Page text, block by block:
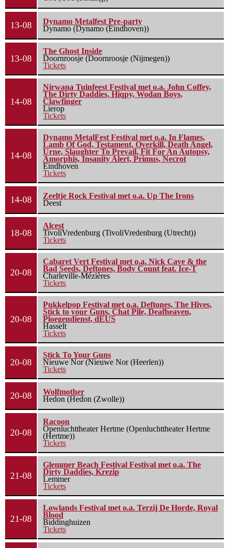
13-08
Dynamo Metalfest Pre-party
Dynamo (Dynamo (Eindhoven))
13-08
The Ghost Inside
Doornroosje (Doornroosje (Nijmegen))
Tickets
14-08
Nirwana Tuinfeest Festival met o.a. John Coffey,
The Dirty Daddies, Hiqpy, Wodan Boys,
Clawfinger
Lierop
Tickets
14-08
Dynamo MetalFest Festival met o.a. In Flames,
Lamb Of God, Testament, Overkill, Death Angel,
Urne, Slaughter To Prevail, Fit For An Autopsy,
Amorphis, Insanity Alert, Primus, Necrot
Eindhoven
Tickets
14-08
Zeeltje Rock Festival met o.a. Up The Irons
Deest
18-08
Alcest
TivoliVredenburg (TivoliVredenburg (Utrecht))
Tickets
20-08
Cabaret Vert Festival met o.a. Nick Cave & the
Bad Seeds, Deftones, Body Count feat. Ice-T
Charleville-Mézières
Tickets
20-08
Pukkelpop Festival met o.a. Deftones, The Hives,
Stick to your Guns, Chat Pile, Deafheaven,
Ploegendienst, dEUS
Hasselt
Tickets
20-08
Stick To Your Guns
Nieuwe Nor (Nieuwe Nor (Heerlen))
Tickets
20-08
Wolfmother
Hedon (Hedon (Zwolle))
20-08
Racoon
Openluchttheater Hertme (Openluchttheater Hertme
(Hertme))
Tickets
21-08
Glemmer Beach Festival Festival met o.a. The
Dirty Daddies, Krezip
Lemmer
Tickets
21-08
Lowlands Festival met o.a. Terzij De Horde, Royal
Blood
Biddinghuizen
Tickets